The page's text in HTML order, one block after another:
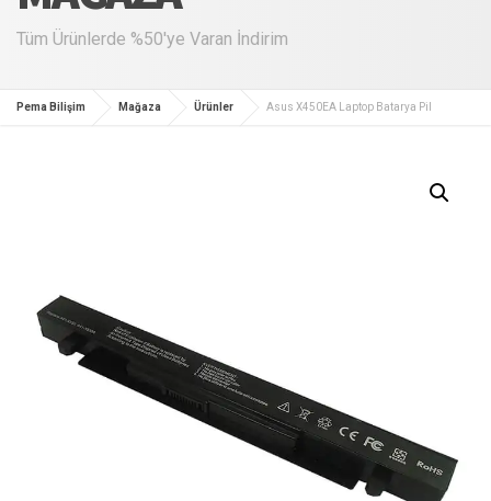
Tüm Ürünlerde %50'ye Varan İndirim
Pema Bilişim Mağaza Ürünler Asus X450EA Laptop Batarya Pil